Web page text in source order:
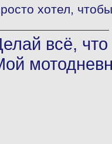
хотел,
всё, что